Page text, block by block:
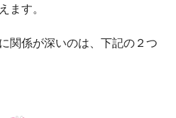
ます。
関係が深いのは、下記の２つ